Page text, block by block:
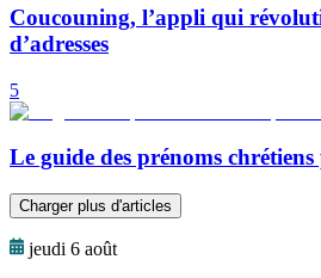
Coucouning, l’appli qui
d’adresses
5
Le guide des prénoms
Charger plus d'articles
jeudi 6 août